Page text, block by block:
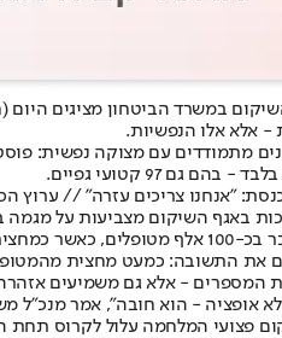
- אלא אלו הנפשיות.
גם 97 קטועי גפיים.
"אנחנו צריכים עזרה" // ערוץ
הם מתחת לגיל 30, ועוד כ-30% בני 30 עד 39. רובם המכריע הם
- אלא גם משמיעים
אופציה - הוא חובה", אמר מנכ"ל
פצועי המלחמה עלול לקרוס תחת